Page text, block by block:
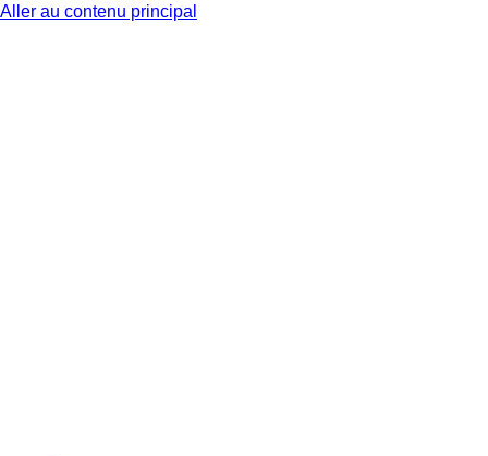
Aller au contenu principal